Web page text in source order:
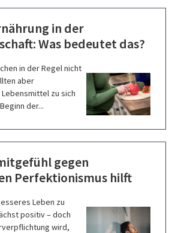
in der
Was bedeutet das?
in der Regel nicht
aber
zu sich
der...
gegen
Perfektionismus hilft
Leben zu
positiv – doch
wird,